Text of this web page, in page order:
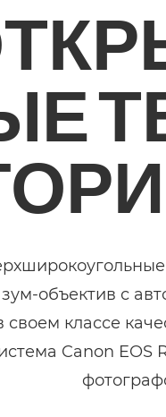
объектив с
классе
Canon